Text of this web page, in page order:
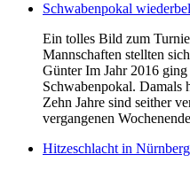
Schwabenpokal
Ein tolles Bild zum
Mannschaften stellten
Günter Im Jahr 2016
Schwabenpokal. Damals
Zehn Jahre sind seither
vergangenen
Hitzeschlacht in